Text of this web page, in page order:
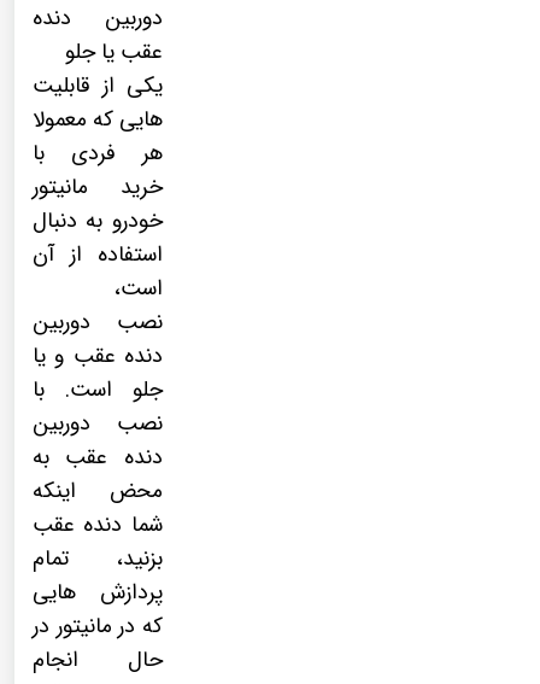
دوربین دنده
عقب یا جلو
یکی از قابلیت
هایی که معمولا
هر فردی با
خرید مانیتور
خودرو به دنبال
استفاده از آن
است،
نصب دوربین
دنده عقب و یا
جلو است. با
نصب دوربین
دنده عقب به
محض اینکه
شما دنده عقب
بزنید، تمام
پردازش هایی
که در مانیتور در
حال انجام